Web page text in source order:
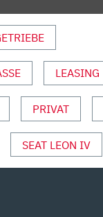
LEASING
PRIVAT
SEAT LEON IV